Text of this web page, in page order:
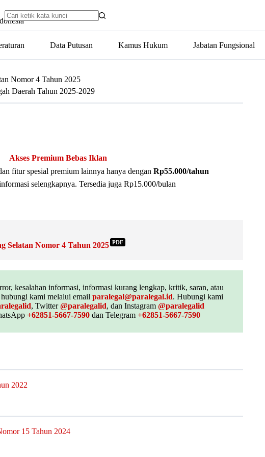
Data Putusan Kamus Hukum Jabatan Fungsional
Nomor 4 Tahun 2025
Daerah Tahun 2025-2029
Akses Premium Bebas Iklan
fitur spesial premium lainnya hanya dengan Rp55.000/tahun
selengkapnya. Tersedia juga Rp15.000/bulan
Selatan Nomor 4 Tahun 2025 PDF
kesalahan informasi, informasi kurang lengkap, kritik, saran, atau
kami melalui email paralegal@paralegal.id. Hubungi kami
, Twitter@paralegalid, dan Instagram @paralegalid
+62851-5667-7590dan Telegram +62851-5667-7590
2022
15 Tahun 2024